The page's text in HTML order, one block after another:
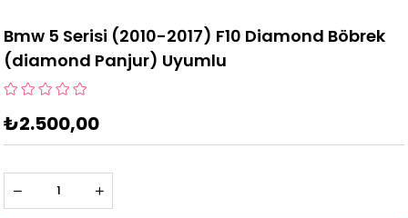
Bmw 5 Serisi (2010-2017) F10 Diamond Böbrek
(diamond Panjur) Uyumlu
₺2.500,00